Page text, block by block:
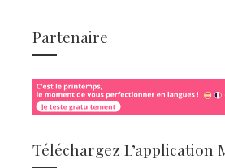
Partenaire
Téléchargez L’application